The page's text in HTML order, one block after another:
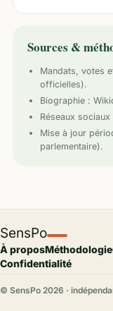
Sources &
Mandats, votes
officielles).
Biographie :
Réseaux
Mise à jour
parlementaire).
SensPo
À proposMéthodologie
Confidentialité
© SensPo 2026 ·